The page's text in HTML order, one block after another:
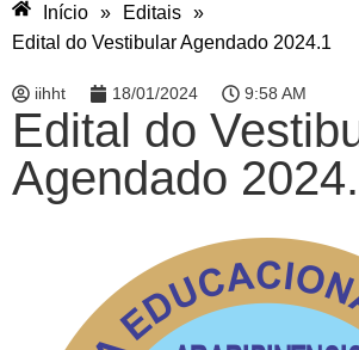
Início » Editais »
Edital do Vestibular Agendado 2024.1
iihht 18/01/2024 9:58 AM
Edital do
Agendado